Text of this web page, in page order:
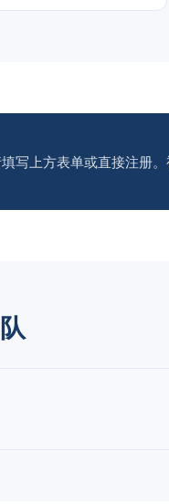
写上方表单或直接注册